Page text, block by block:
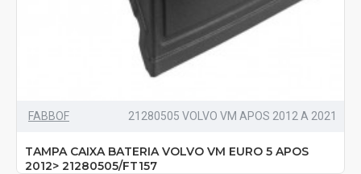
FABBOF 21280505 VOLVO VM APOS 2012 A 2021
TAMPA CAIXA BATERIA VOLVO VM EURO 5 APOS
2012> 21280505/FT157